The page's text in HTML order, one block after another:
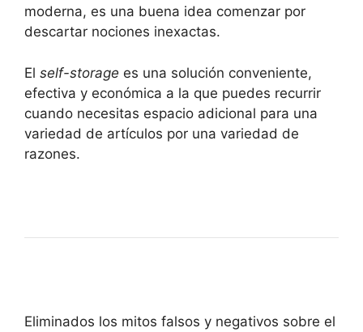
moderna, es una buena idea comenzar por
descartar nociones inexactas.
El self-storage es una solución conveniente,
efectiva y económica a la que puedes recurrir
cuando necesitas espacio adicional para una
variedad de artículos por una variedad de
razones.
Eliminados los mitos falsos y negativos sobre el